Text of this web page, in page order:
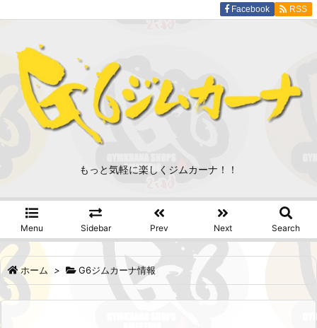
もっと気軽に楽しくジムカーナ！！
Menu Sidebar Prev Next Search
Facebook RSS
ホーム > G6ジムカーナ情報